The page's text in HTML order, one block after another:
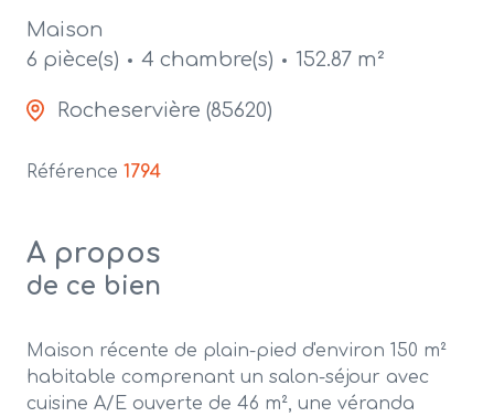
Maison
6 pièce(s)
4 chambre(s) 152.87 m²
Rocheservière (85620)
Référence 1794
A propos
de ce bien
Maison récente de plain-pied d'environ 150 m²
habitable comprenant un salon-séjour avec
cuisine A/E ouverte de 46 m², une véranda